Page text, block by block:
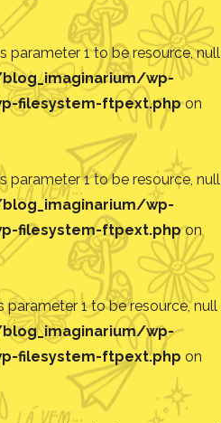
parameter 1 to be resource, null
wp-
filesystem-ftpext.phpon
parameter 1 to be resource, null
wp-
filesystem-ftpext.phpon
parameter 1 to be resource, null
wp-
filesystem-ftpext.php on